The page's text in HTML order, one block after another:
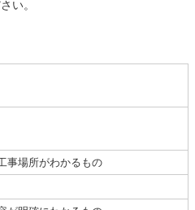
い。
事場所がわかるもの